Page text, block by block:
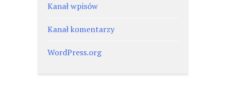
Kanał wpisów
Kanał komentarzy
WordPress.org